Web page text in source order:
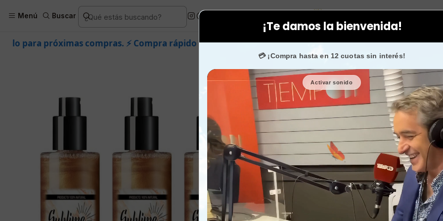
¡Te damos la bienvenida!
💳 ¡Compra hasta en 12 cuotas sin interés!
Activar sonido
Menú Buscar
Manza Corporal Aceites Aceite bronceador corporal para tomar sol piel
⚡ Compra rápido y aprovecha. 💙 +50.000 fans enInstagramconfían en nosotros.•¡SOLO POR HOY!
Aceite
sol piel
🎉 Bienvenid@ 🔥 ¡Hasta $2.500 de regalo en tu primera compra! • Usar mi regalo ahora 🖤 🎉 Bienvenid@ 🔥
Cantidad